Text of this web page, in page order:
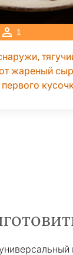
1
жареный сыр